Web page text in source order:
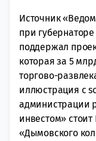
Источник
при
поддержал
которая за 5
торгово-
иллюстрация с
администрации
инвестом»
«Дымовского